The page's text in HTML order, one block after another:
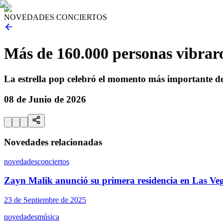
NOVEDADES CONCIERTOS
Más de 160.000 personas
La estrella pop celebró el momento más
08 de Junio de 2026
Novedades relacionadas
novedadesconciertos
Zayn Malik anunció su primera residencia en Las
23 de Septiembre de 2025
novedadesmúsica